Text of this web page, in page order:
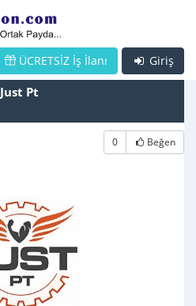
Giriş
ÜCRETSİZ İş İlanı
Just Pt
0 Beğen